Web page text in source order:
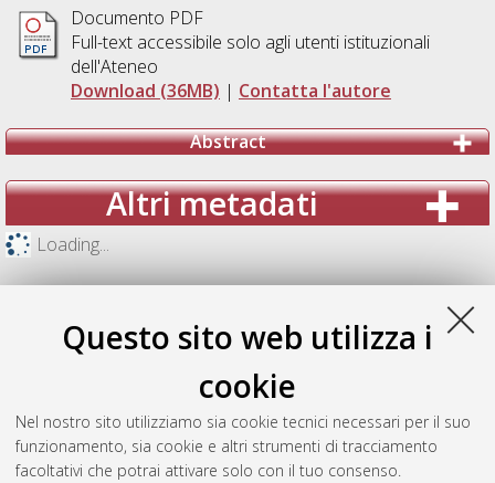
Questo sito web utilizza i
cookie
Nel nostro sito utilizziamo sia cookie tecnici necessari per il suo
funzionamento, sia cookie e altri strumenti di tracciamento
facoltativi che potrai attivare solo con il tuo consenso.
Documento PDF
Full-text accessibile solo agli utenti istituzionali
dell'Ateneo
Download (36MB) | Contatta l'autore
Abstract
Altri metadati
Loading...